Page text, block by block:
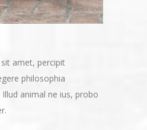
amet, percipit
philosophia
animal ne ius, probo